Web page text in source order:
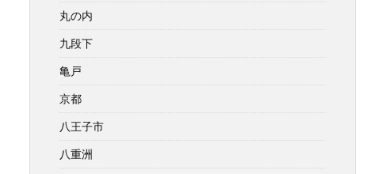
丸の内
九段下
亀戸
京都
八王子市
八重洲